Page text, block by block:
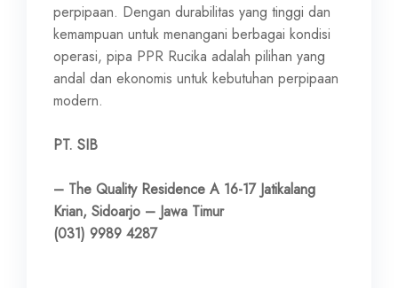
perpipaan. Dengan durabilitas yang tinggi dan
kemampuan untuk menangani berbagai kondisi
operasi, pipa PPR Rucika adalah pilihan yang
andal dan ekonomis untuk kebutuhan perpipaan
modern.
PT. SIB
– The Quality Residence A 16-17 Jatikalang
Krian, Sidoarjo – Jawa Timur
(031) 9989 4287